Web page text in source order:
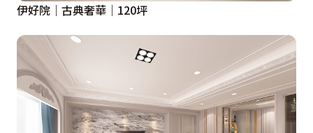
伊好院｜古典奢華｜120坪